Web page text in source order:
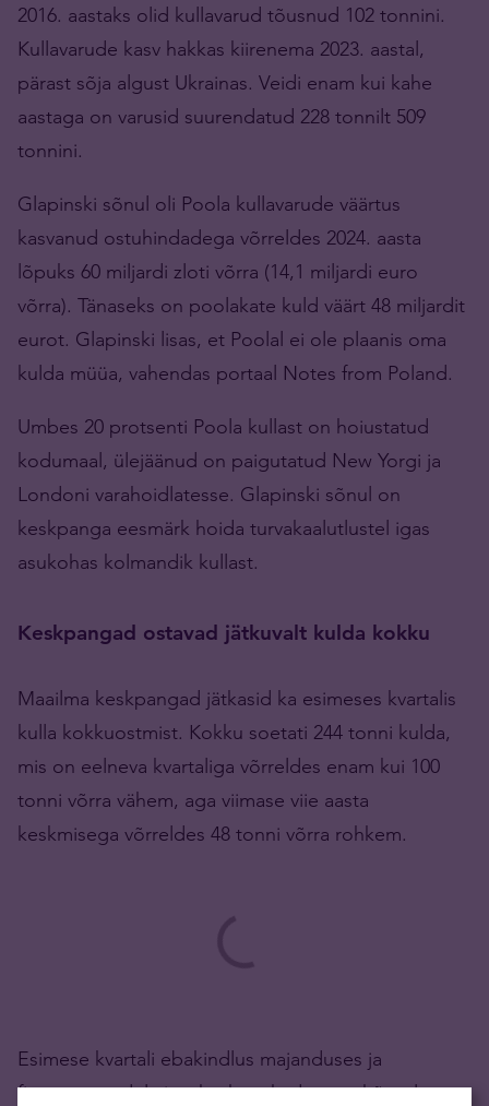
2016. aastaks olid kullavarud tõusnud 102 tonnini.
Kullavarude kasv hakkas kiirenema 2023. aastal,
pärast sõja algust Ukrainas. Veidi enam kui kahe
aastaga on varusid suurendatud 228 tonnilt 509
tonnini.
Glapinski sõnul oli Poola kullavarude väärtus
kasvanud ostuhindadega võrreldes 2024. aasta
lõpuks 60 miljardi zloti võrra (14,1 miljardi euro
võrra). Tänaseks on poolakate kuld väärt 48 miljardit
eurot. Glapinski lisas, et Poolal ei ole plaanis oma
kulda müüa, vahendas portaal Notes from Poland.
Umbes 20 protsenti Poola kullast on hoiustatud
kodumaal, ülejäänud on paigutatud New Yorgi ja
Londoni varahoidlatesse. Glapinski sõnul on
keskpanga eesmärk hoida turvakaalutlustel igas
asukohas kolmandik kullast.
Keskpangad ostavad jätkuvalt kulda kokku
Maailma keskpangad jätkasid ka esimeses kvartalis
kulla kokkuostmist. Kokku soetati 244 tonni kulda,
mis on eelneva kvartaliga võrreldes enam kui 100
tonni võrra vähem, aga viimase viie aasta
keskmisega võrreldes 48 tonni võrra rohkem.
Esimese kvartali ebakindlus majanduses ja
finantsturgudel aitas keskpankade oste kõrgel